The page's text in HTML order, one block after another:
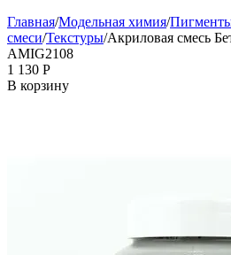
Главная/Модельная химия/
смеси/Текстуры/Акриловая смесь
AMIG2108
1 130 Р
В корзину